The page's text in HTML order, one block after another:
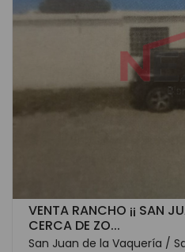
VENTA RANCHO ¡¡ SAN
CERCA DE ZO...
San Juan de la Vaquería /